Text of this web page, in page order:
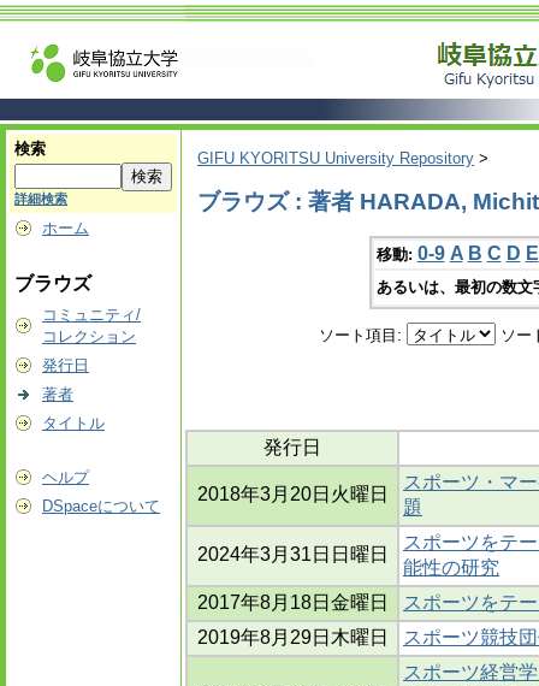
検索
詳細検索
ホーム
ブラウズ
コミュニティ/
コレクション
発行日
著者
タイトル
ヘルプ
DSpaceについて
GIFU KYORITSU University Repository >
ブラウズ : 著者 HARADA,
移動: 0-9 A B C D E
あるいは、最初の数
ソート項目: ソー
発行日
2018年3月20日火曜日
スポーツ・マ
題
2024年3月31日日曜日
スポーツをテ
能性の研究
2017年8月18日金曜日
スポーツをテ
2019年8月29日木曜日
スポーツ競技
スポーツ経営